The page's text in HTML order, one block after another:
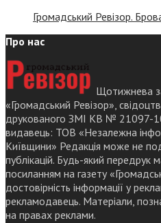
Громадський Ревізор.
Про нас
Щотижнева
«Громадський Ревізор»,
друкованого ЗМІ КВ № 21097-
видавець: ТОВ «Незалежна
Київщини» Редакція може не
публікацій. Будь-який передрук
посиланням на газету
достовірність інформації у
рекламодавець. Матеріали,
на правах реклами.